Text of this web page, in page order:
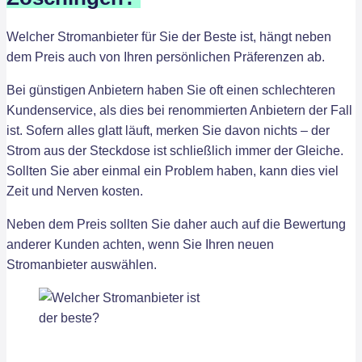
Welcher Stromanbieter für Sie der Beste ist, hängt neben
dem Preis auch von Ihren persönlichen Präferenzen ab.
Bei günstigen Anbietern haben Sie oft einen schlechteren
Kundenservice, als dies bei renommierten Anbietern der Fall
ist. Sofern alles glatt läuft, merken Sie davon nichts – der
Strom aus der Steckdose ist schließlich immer der Gleiche.
Sollten Sie aber einmal ein Problem haben, kann dies viel
Zeit und Nerven kosten.
Neben dem Preis sollten Sie daher auch auf die Bewertung
anderer Kunden achten, wenn Sie Ihren neuen
Stromanbieter auswählen.